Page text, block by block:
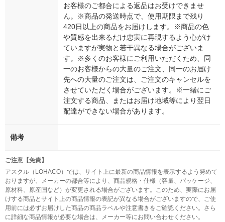
お客様のご都合による返品はお受けできませ
ん。※商品の発送時点で、使用期限まで残り
420日以上の商品をお届けします。※商品の色
や質感を出来るだけ忠実に再現するよう心がけ
ていますが実物と若干異なる場合がございま
す。※多くのお客様にご利用いただくため、同
一のお客様からの大量のご注文、同一のお届け
先への大量のご注文は、ご注文のキャンセルを
させていただく場合がございます。※一緒にご
注文する商品、またはお届け地域等により翌日
配達ができない場合があります。
備考
ご注意【免責】
アスクル（LOHACO）では、サイト上に最新の商品情報を表示するよう努めて
おりますが、メーカーの都合等により、商品規格・仕様（容量、パッケージ、
原材料、原産国など）が変更される場合がございます。このため、実際にお届
けする商品とサイト上の商品情報の表記が異なる場合がございますので、ご使
用前には必ずお届けした商品の商品ラベルや注意書きをご確認ください。さら
に詳細な商品情報が必要な場合は、メーカー等にお問い合わせください。